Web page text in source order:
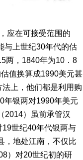
应在可接受范围的
与上世纪30年代的估
两，1840年为10．8
值换算成1990美元甚
上，他们都是利用购
年银两对1990年美元
2014）虽前承管汉
世纪40年代银两与
，地处江南，不仅比
）对20世纪初的研